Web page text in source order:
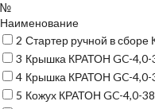
№
Наименование
2 Стартер ручной в
3 Крышка КРАТОН GC-4,0-
4 Крышка КРАТОН GC-4,0-
5 Кожух КРАТОН GC-4,0-